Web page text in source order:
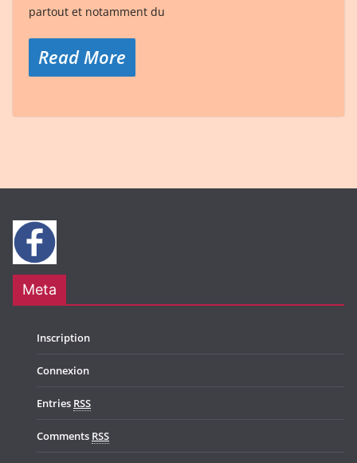
partout et notamment du
Read More
Meta
Inscription
Connexion
Entries RSS
Comments RSS